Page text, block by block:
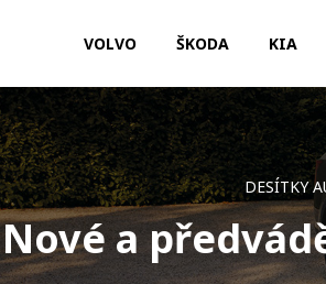
VOLVO ŠKODA KIA
DESÍTKY
Nové a